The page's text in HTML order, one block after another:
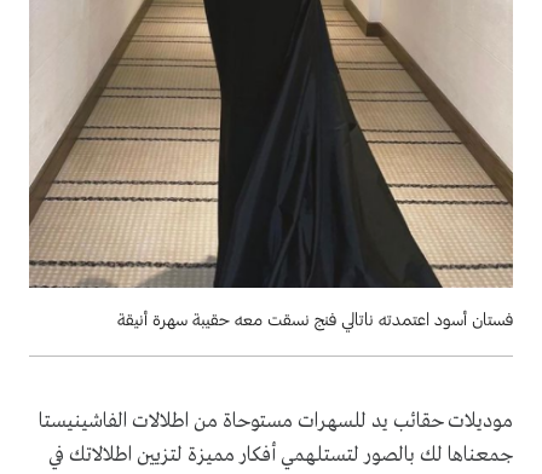
فستان أسود اعتمدته ناتالي فنج نسقت معه حقيبة سهرة أنيقة
موديلات حقائب يد للسهرات مستوحاة من اطلالات الفاشينيستا
جمعناها لك بالصور لتستلهمي أفكار مميزة لتزيين اطلالاتك في